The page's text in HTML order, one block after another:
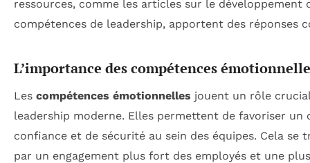
ressources, comme les articles sur le développement
compétences de leadership, apportent des réponses
L’importance des compétences
Les compétences émotionnelles jouent un rôle
leadership moderne. Elles permettent de favoriser un
confiance et de sécurité au sein des équipes. Cela se
par un engagement plus fort des employés et une